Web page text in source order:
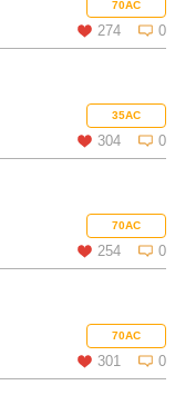
70AC
274 0
コメントを見る35AC
304 0
コメントを見る70AC
254 0
コメントを見る70AC
301 0